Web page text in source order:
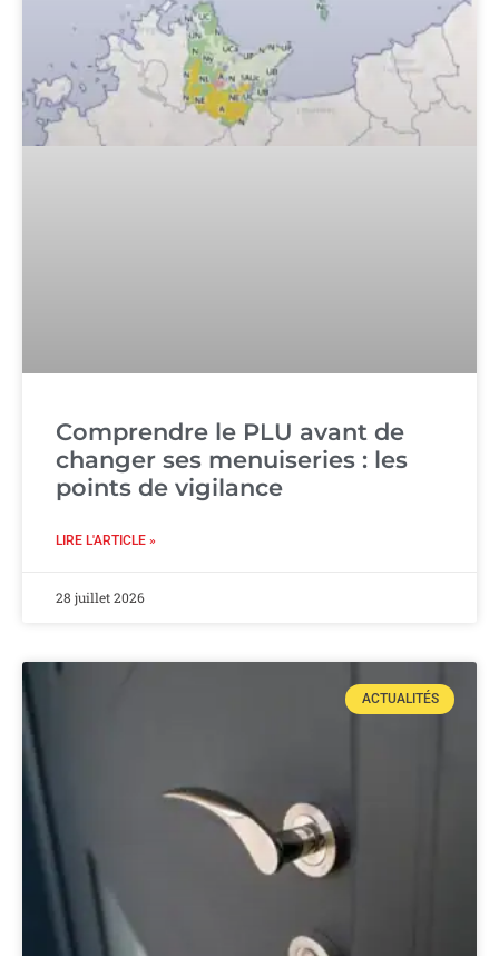
Comprendre le PLU avant de
changer ses menuiseries : les
points de vigilance
LIRE L'ARTICLE »
28 juillet 2026
ACTUALITÉS